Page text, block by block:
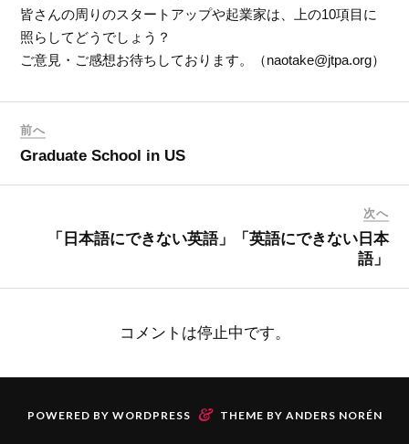
皆さんの周りのスタートアップや起業家は、上の10項目に
照らしてどうでしょう？
ご意見・ご感想お待ちしております。（naotake@jtpa.org）
前へ
Graduate School in US
次へ
「日本語にできない英語」「英語にできない日本
語」
コメントは停止中です。
POWERED BY WORDPRESS & THEME BY ANDERS NORÉN